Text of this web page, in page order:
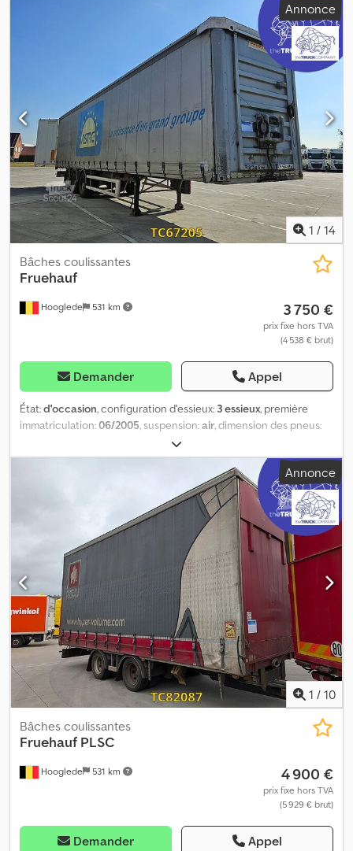
Suspension pneumatique Essieu arrière 1 : Dimension des pneus :
255/60R19.5 ; Pneus jumelés ; Profondeur de sculpture côté
gauche intérieur : 3 mm ; Profondeur de sculpture côté gauche
extérieur : 3 mm ; Profondeur de sculpture côté droit intérieur : 4
mm ; Profondeur de sculpture côté droit extérieur : 4 mm Essieu
arrière 2 : Pneus jumelés ; Profondeur de sculpture côté gauche
intérieur : 5 mm ; Profondeur de sculpture côté gauche extérieur :
5 mm ; Profondeur de sculpture côté droit intérieur : 5 mm ;
Profondeur de sculpture côté droit extérieur : 6 mm Poids à vide :
4 360 kg Charge utile : 14 640 kg PTAC : 19 000 kg Dommages :
aucun Cedpfjzrcvpex Aiyjrf
Annonce
1 / 14
Hooglede 531 km
Bâches coulissantes
Fruehauf
3 750 €
prix fixe hors TVA
(4 538 € brut)
Demander Appel
État:d'occasion, configuration d'essieux: 3 essieux, première
immatriculation:06/2005, suspension:air, dimension des pneus:
, Année de construction:
Configuration des essieux Dimensions des pneus : 385/65 R22,5
Freins : freins à disque Suspension : suspension pneumatique
Codpozrb Rlsfx Aiyorf Essieu arrière 1 : profondeur de la bande de
roulement, côté gauche : 6 mm ; profondeur de la bande de
roulement, côté droit : 6 mm Essieu arrière 2 : profondeur de la
bande de roulement, côté gauche : 5 mm ; profondeur de la
bande de roulement, côté droit : 7 mm Essieu arrière 3 :
profondeur de la bande de roulement, côté gauche : 8 mm ;
profondeur de la bande de roulement, côté droit : 7 mm Poids
Poids à vide : 7 120 kg Charge utile : 30 880 kg PTAC : 38 000 kg
État Dommages : aucun
Annonce
1 / 10
Hooglede 531 km
Bâches coulissantes
Fruehauf PLSC
4 900 €
prix fixe hors TVA
(5 929 € brut)
Demander Appel